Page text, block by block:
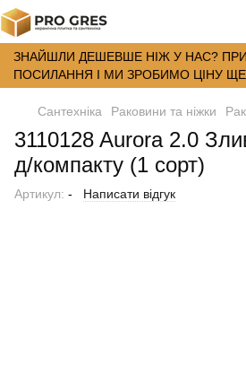
ЗНАЙШЛИ ДЕШЕВШЕ НІЖ У НАС?
ПОСИЛАННЯ І МИ ЗРОБИМО ЦІНУ ЩЕ
Сантехніка Раковини та ніжки
3110128 Aurora 2.0
д/компакту (1 сорт)
Артикул: - Написати відгук